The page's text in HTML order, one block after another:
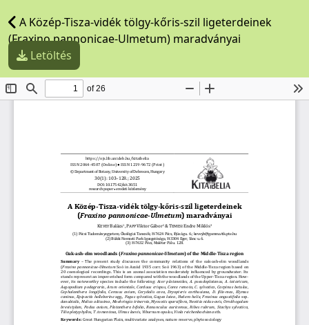
A Közép-Tisza-vidék tölgy-kőris-szil ligeterdeinek
(Fraxino pannonicae-Ulmetum) maradványai
Letöltés